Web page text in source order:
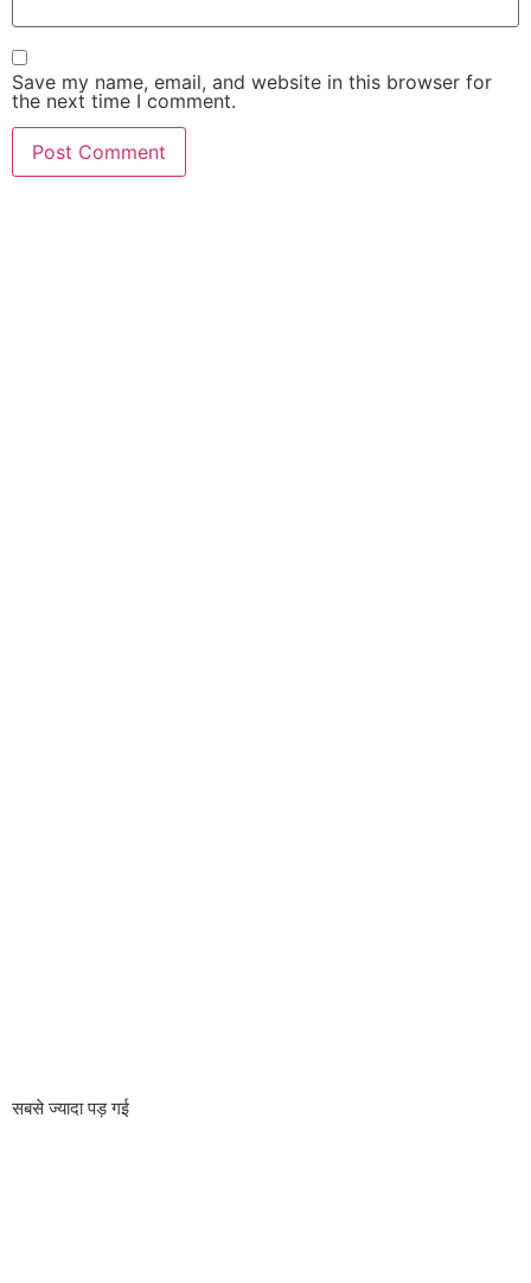
Save my name, email, and website in this browser for
the next time I comment.
सबसे ज्यादा पड़ गई